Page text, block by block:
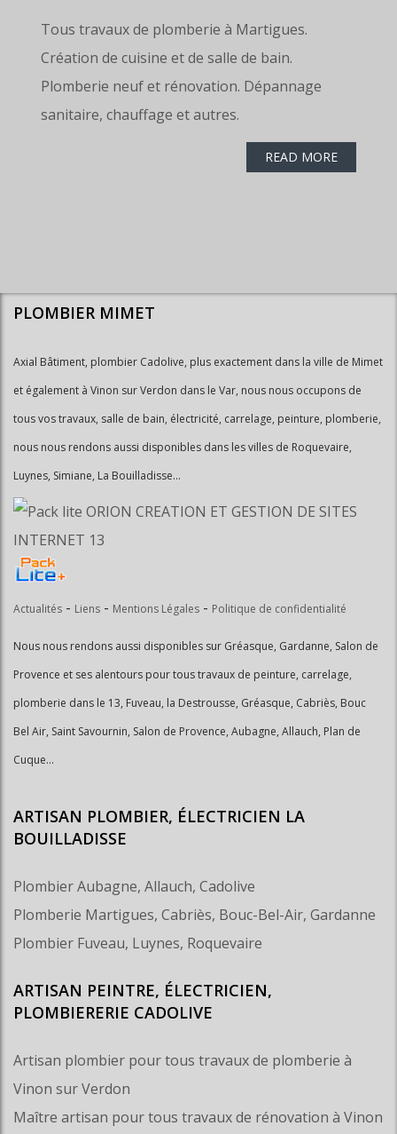
Tous travaux de plomberie à Martigues.
Création de cuisine et de salle de bain.
Plomberie neuf et rénovation. Dépannage
sanitaire, chauffage et autres.
READ MORE
PLOMBIER MIMET
Axial Bâtiment, plombier Cadolive, plus exactement dans la ville de Mimet
et également à Vinon sur Verdon dans le Var, nous nous occupons de
tous vos travaux, salle de bain, électricité, carrelage, peinture, plomberie,
nous nous rendons aussi disponibles dans les villes de Roquevaire,
Luynes, Simiane, La Bouilladisse...
Actualités - Liens - Mentions Légales - Politique de confidentialité
Nous nous rendons aussi disponibles sur Gréasque, Gardanne, Salon de
Provence et ses alentours pour tous travaux de peinture, carrelage,
plomberie dans le 13, Fuveau, la Destrousse, Gréasque, Cabriès, Bouc
Bel Air, Saint Savournin, Salon de Provence, Aubagne, Allauch, Plan de
Cuque...
ARTISAN PLOMBIER, ÉLECTRICIEN LA
BOUILLADISSE
Plombier Aubagne, Allauch, Cadolive
Plomberie Martigues, Cabriès, Bouc-Bel-Air, Gardanne
Plombier Fuveau, Luynes, Roquevaire
ARTISAN PEINTRE, ÉLECTRICIEN,
PLOMBIERERIE CADOLIVE
Artisan plombier pour tous travaux de plomberie à
Vinon sur Verdon
Maître artisan pour tous travaux de rénovation à Vinon